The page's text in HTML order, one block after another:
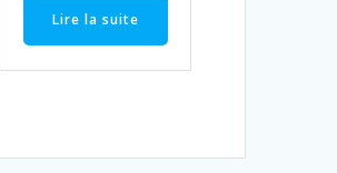
Lire la suite